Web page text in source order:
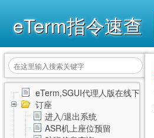
eTerm指令速查
eTerm,SGUI代理人版在线下载
订座
进入/退出系统
ASR机上座位预留